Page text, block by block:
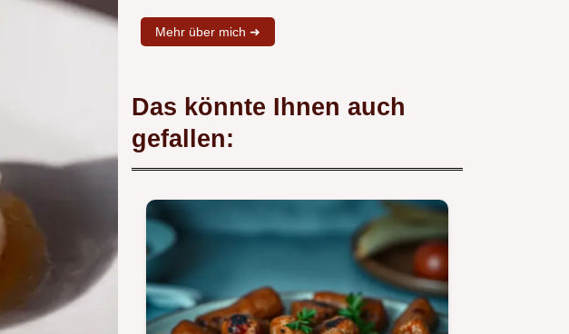
Mehr über mich ➜
Das könnte Ihnen auch
gefallen: